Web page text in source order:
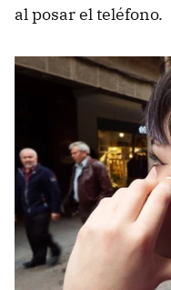
al posar el teléfono.